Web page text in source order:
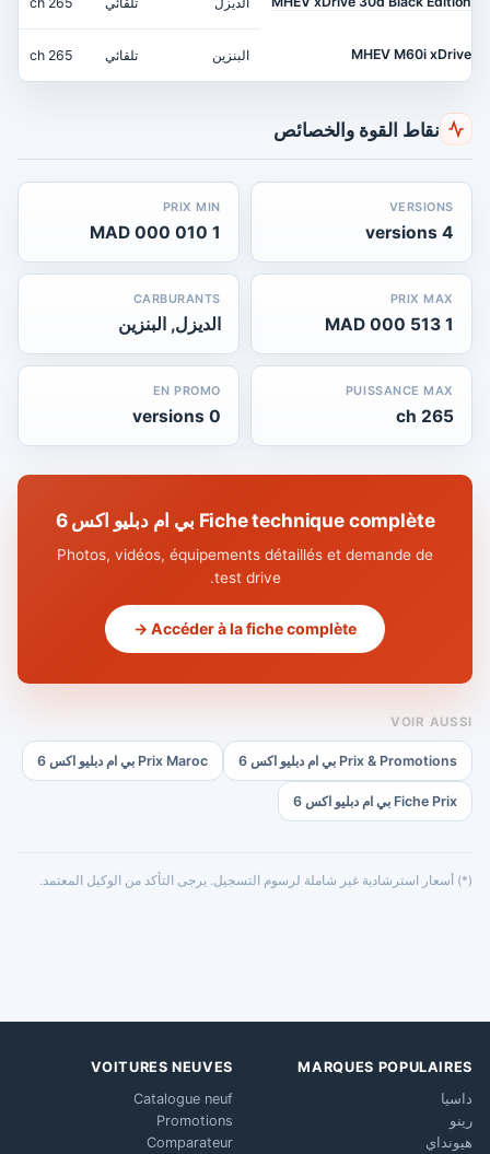
MHEV M60i xDrive البنزين تلقائي 265 ch
نقاط القوة والخصائص
VERSIONS
4 versions
PRIX MIN
1 010 000 MAD
PRIX MAX
1 513 000 MAD
CARBURANTS
الديزل, البنزين
PUISSANCE MAX
265 ch
EN PROMO
0 versions
Fiche technique complète بي ام دبليو اكس 6
Photos, vidéos, équipements détaillés et demande de
test drive.
Accéder à la fiche complète →
VOIR AUSSI
Prix & Promotions بي ام دبليو اكس 6 Prix Maroc بي ام دبليو اكس 6
Fiche Prix بي ام دبليو اكس 6
(*) أسعار استرشادية غير شاملة لرسوم التسجيل. يرجى التأكد من الوكيل المعتمد.
MARQUES POPULAIRES
داسيا
رينو
هيونداي
VOITURES NEUVES
Catalogue neuf
Promotions
Comparateur